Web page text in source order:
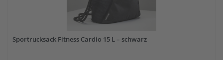
Sportrucksack Fitness Cardio 15 L – schwarz